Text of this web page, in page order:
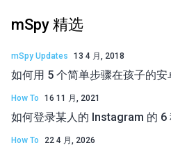
mSpy 精选
mSpy Updates 13 4 月, 2018
如何用 5 个简单步骤在孩子的
How To 16 11 月, 2021
如何登录某人的 Instagram 的 6
How To 22 4 月, 2026